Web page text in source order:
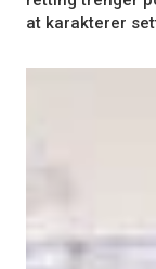
at karakterer